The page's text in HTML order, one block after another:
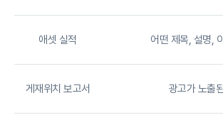
애셋 실적 어떤 제목, 설명,
게재위치 보고서 광고가 노출